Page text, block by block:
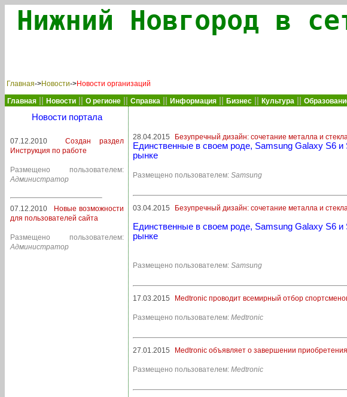
Нижний Новгород в
28.04.2015 Безупречный дизайн: сочетание металла и
Единственные в своем роде, Samsung Galaxy S6
рынке
Размещено пользователем: Samsung
03.04.2015 Безупречный дизайн: сочетание металла и
Единственные в своем роде, Samsung Galaxy S6
рынке
Размещено пользователем: Samsung
17.03.2015 Medtronic проводит всемирный отбор
Размещено пользователем: Medtronic
27.01.2015 Medtronic объявляет о завершении
Размещено пользователем: Medtronic
Главная->Новости->Новости организаций
Главная Новости О регионе Справка Информация Бизнес Культура
Новости портала
07.12.2010
Создан раздел
Инструкция по работе
Размещено пользователем:
Администратор
07.12.2010
Новые возможности
для пользователей сайта
Размещено пользователем:
Администратор